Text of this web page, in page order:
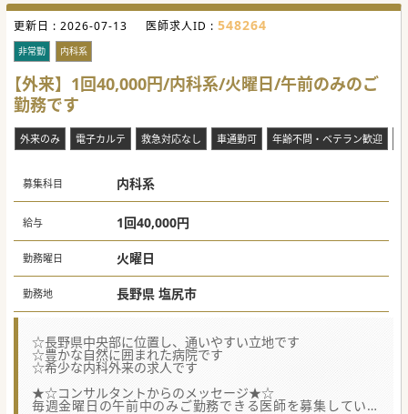
更新日 : 2026-07-13 医師求人ID : 548264
非常勤 内科系
【外来】1回40,000円/内科系/火曜日/午前のみのご
勤務です
外来のみ 電子カルテ 救急対応なし 車通勤可 年齢不問・ベテラン歓迎
募集科目 内科系
給与 1回40,000円
勤務曜日 火曜日
勤務地 長野県 塩尻市
☆長野県中央部に位置し、通いやすい立地です
☆豊かな自然に囲まれた病院です
☆希少な内科外来の求人です
★☆コンサルタントからのメッセージ★☆
毎週金曜日の午前中のみご勤務できる医師を募集していま